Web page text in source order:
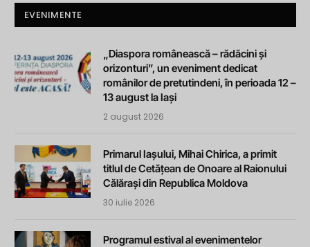
EVENIMENTE
„Diaspora românească – rădăcini și
orizonturi”, un eveniment dedicat
românilor de pretutindeni, în perioada 12 –
13 august la Iași
2 august 2026
Primarul Iașului, Mihai Chirica, a primit
titlul de Cetățean de Onoare al Raionului
Călărași din Republica Moldova
30 iulie 2026
Programul estival al evenimentelor